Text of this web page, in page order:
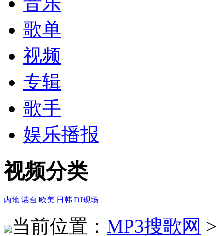
歌单
视频
专辑
歌手
娱乐播报
视频分类
内地 港台 欧美 日韩 DJ现场
当前位置： MP3搜歌网